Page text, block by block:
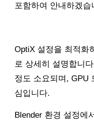
포함하여 안내하겠습
OptiX 설정을 최적화
로 상세히 설명합니
정도 소요되며, GPU
심입니다.
Blender 환경 설정에